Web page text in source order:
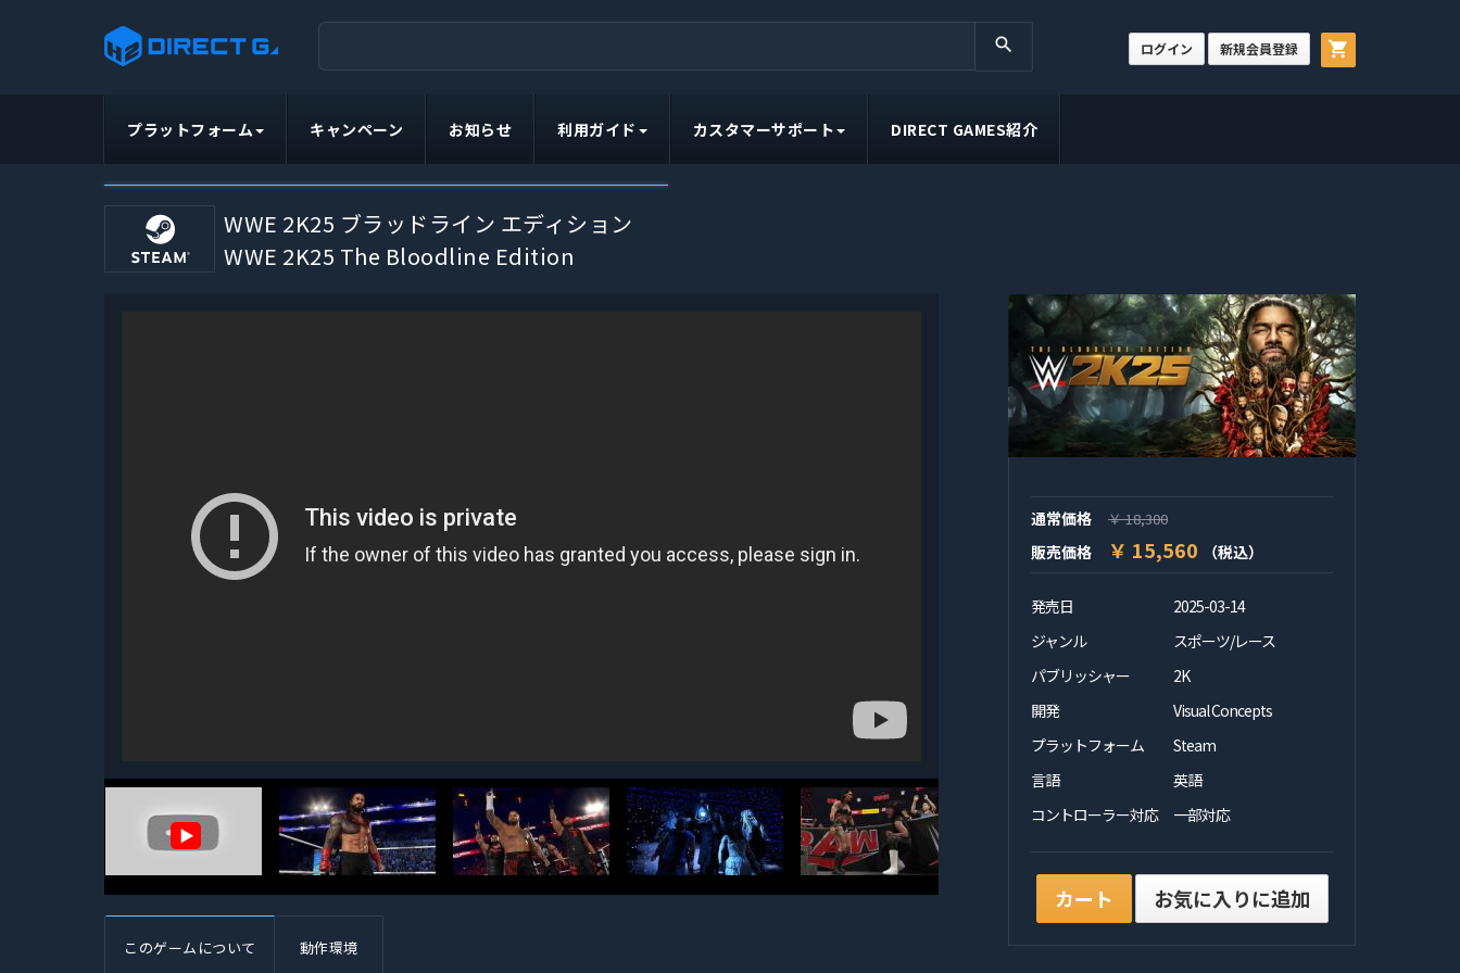
search shopping_cart
ログイン 新規会員登録
プラットフォーム キャンペーン お知らせ 利用ガイド カスタマーサポート DIRECT GAMES紹介
WWE 2K25 ブラッドライン エディション
WWE 2K25 The Bloodline Edition
▶
このゲームについて 動作環境
通常価格 ￥ 18,300
販売価格 ￥ 15,560 （税込）
発売日
2025-03-14
ジャンル
スポーツ/レース
パブリッシャー
2K
開発
Visual Concepts
プラットフォーム
Steam
言語
英語
コントローラー対応
一部対応
カート お気に入りに追加